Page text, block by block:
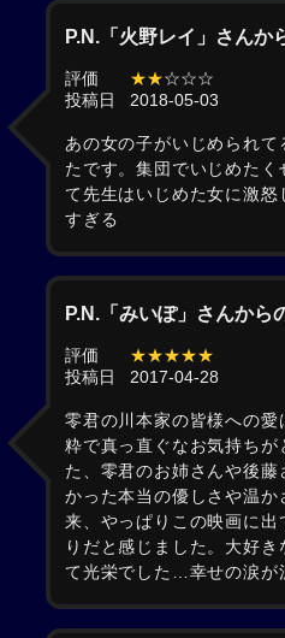
P.N.「火野レイ」さんか
評価 ★★☆☆☆
投稿日
2018-05-03
あの女の子がいじめられて
たです。集団でいじめたく
て先生はいじめた女に激
すぎる
P.N.「みいぽ」さんから
評価
★★★★★
投稿日
2017-04-28
零君の川本家の皆様への
粋で真っ直ぐなお気持ちが
た、零君のお姉さんや後
かった本当の優しさや温か
来、やっぱりこの映画に
りだと感じました。大好
て光栄でした…幸せの涙が